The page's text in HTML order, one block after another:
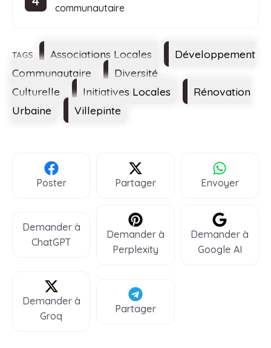
communautaire
Étiquettes
Associations Locales
Développement
Communautaire
Diversité
Culturelle
Initiatives Locales
Rénovation
Urbaine
Villepinte
Poster Partager Envoyer
Demander à
ChatGPT
Demander à
Perplexity
Demander à
Google AI
Demander à
Groq
Partager